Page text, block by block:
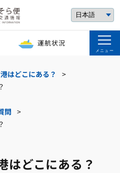
運航状況
メニュー
はどこにある？
問
はどこにある？